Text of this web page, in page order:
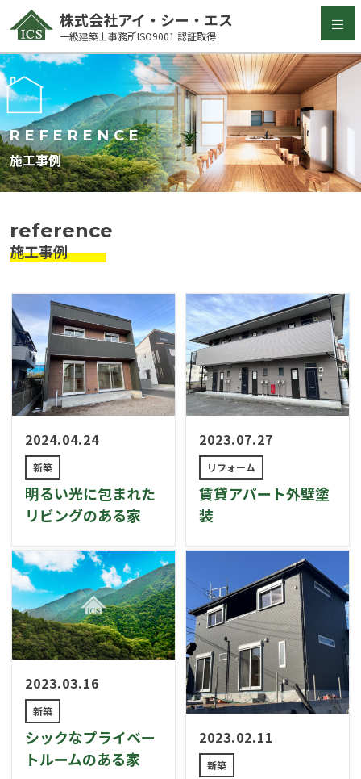
to
content
株式会社アイ・シー・エス
一級建築士事務所ISO9001 認証取得
REFERENCE
施工事例
reference
施工事例
2024.04.24
新築
明るい光に包まれた
リビングのある家
2023.07.27
リフォーム
賃貸アパート外壁塗
装
2023.03.16
新築
シックなプライベー
トルームのある家
2023.02.11
新築